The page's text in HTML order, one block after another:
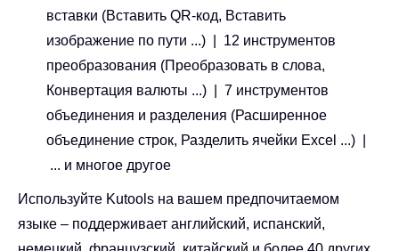
вставки (Вставить QR-код, Вставить
изображение по пути ...) | 12 инструментов
преобразования (Преобразовать в слова,
Конвертация валюты ...) | 7 инструментов
объединения и разделения (Расширенное
объединение строк, Разделить ячейки Excel ...) |
... и многое другое
Используйте Kutools на вашем предпочитаемом
языке – поддерживает английский, испанский,